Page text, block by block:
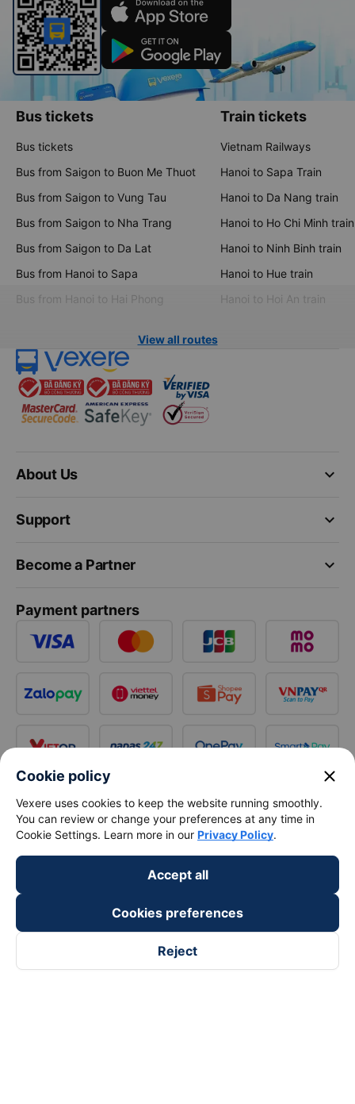
Bus tickets
Bus tickets
Bus from Saigon to Buon Me Thuot
Bus from Saigon to Vung Tau
Bus from Saigon to Nha Trang
Bus from Saigon to Da Lat
Bus from Hanoi to Sapa
Bus from Hanoi to Hai Phong
Train tickets
Vietnam Railways
Hanoi to Sapa Train
Hanoi to Da Nang train
Hanoi to Ho Chi Minh train
Hanoi to Ninh Binh train
Hanoi to Hue train
Hanoi to Hoi An train
View all routes
keyboard_arrow_down
About Us
keyboard_arrow_down
Support
keyboard_arrow_down
Become a Partner
Payment partners
Follow us on
Cookie policy close
Vexere uses cookies to keep the website running smoothly.
You can review or change your preferences at any time in
Cookie Settings. Learn more in our Privacy Policy.
Accept all
Cookies preferences
Reject